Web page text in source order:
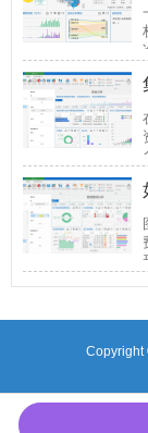
Copyright